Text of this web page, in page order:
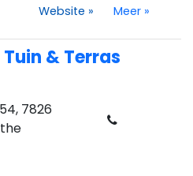
Website » Meer »
& Terras
7826